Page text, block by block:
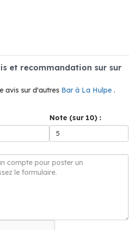
et recommandation sur sur
avis sur d'autres Bar à La Hulpe .
Note (sur 10) :